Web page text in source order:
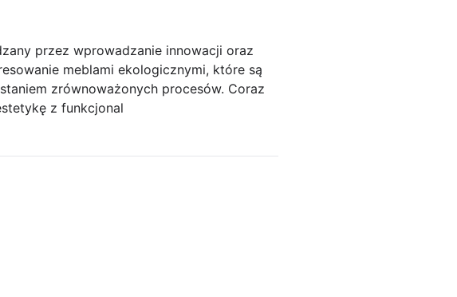
przez wprowadzanie innowacji oraz
meblami ekologicznymi, które są
zrównoważonych procesów. Coraz
z funkcjonal